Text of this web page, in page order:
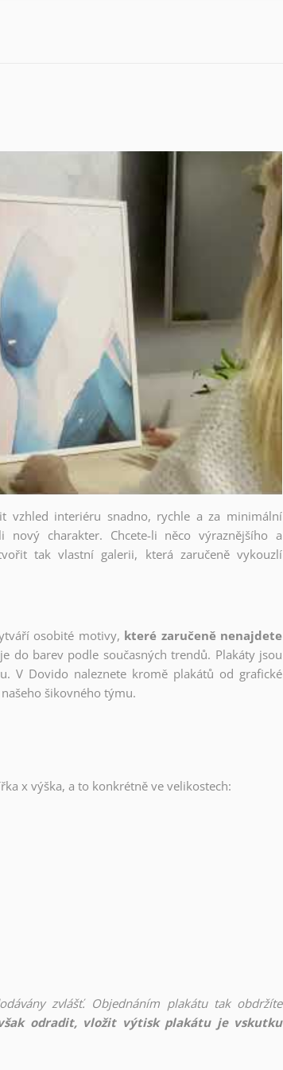
vzhled interiéru snadno, rychle a za minimální
charakter. Chcete-li něco výraznějšího a
tak vlastní galerii, která zaručeně vykouzlí
osobité motivy, které zaručeně nenajdete
do barev podle současných trendů. Plakáty jsou
V Dovido naleznete kromě plakátů od grafické
šikovného týmu.
x výška, a to konkrétně ve velikostech:
zvlášť. Objednáním plakátu tak obdržíte
odradit, vložit výtisk plakátu je vskutku